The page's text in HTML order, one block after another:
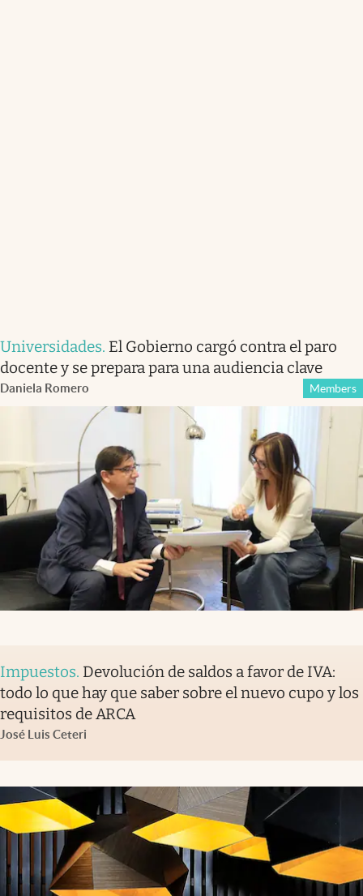
Universidades. El Gobierno cargó contra el paro
docente y se prepara para una audiencia clave
Daniela Romero Members
Impuestos. Devolución de saldos a favor de IVA:
todo lo que hay que saber sobre el nuevo cupo y los
requisitos de ARCA
José Luis Ceteri